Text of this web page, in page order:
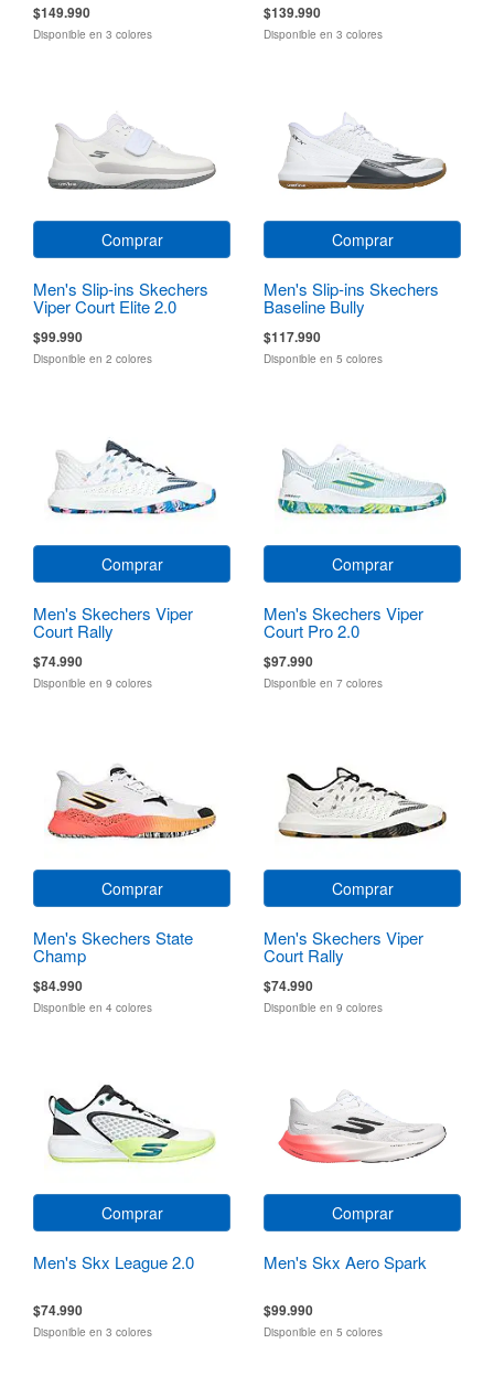
$149.990
Disponible en 3 colores
$139.990
Disponible en 3 colores
Comprar
Men's Slip-ins Skechers
Viper Court Elite 2.0
$99.990
Disponible en 2 colores
Comprar
Men's Slip-ins Skechers
Baseline Bully
$117.990
Disponible en 5 colores
Comprar
Men's Skechers Viper
Court Rally
$74.990
Disponible en 9 colores
Comprar
Men's Skechers Viper
Court Pro 2.0
$97.990
Disponible en 7 colores
Comprar
Men's Skechers State
Champ
$84.990
Disponible en 4 colores
Comprar
Men's Skechers Viper
Court Rally
$74.990
Disponible en 9 colores
Comprar
Men's Skx League 2.0
$74.990
Disponible en 3 colores
Comprar
Men's Skx Aero Spark
$99.990
Disponible en 5 colores